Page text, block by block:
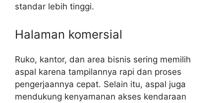
standar lebih tinggi.
Halaman komersial
Ruko, kantor, dan area bisnis sering memilih
aspal karena tampilannya rapi dan proses
pengerjaannya cepat. Selain itu, aspal juga
mendukung kenyamanan akses kendaraan